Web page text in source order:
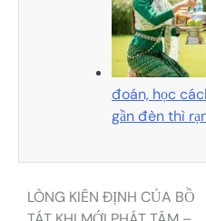
đoán, học
gần đèn thì
Điều
LÒNG KIÊN ĐỊNH CỦA BỒ